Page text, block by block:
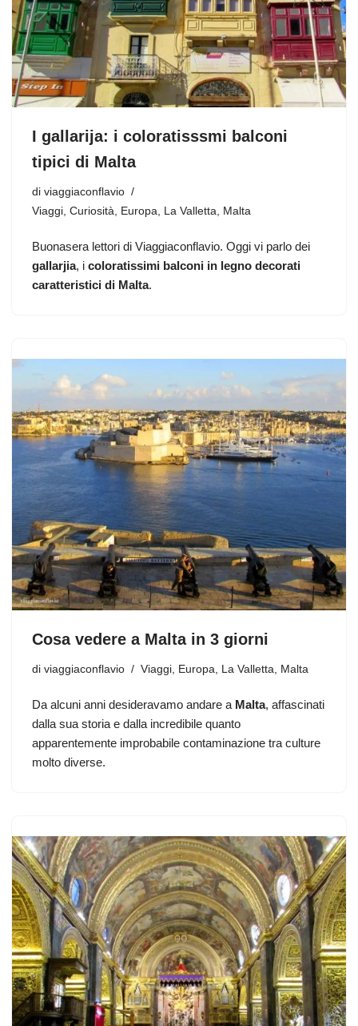
I gallarija: i coloratisssmi balconi
tipici di Malta
di viaggiaconflavio
Viaggi Curiosità Europa La Valletta Malta
Buonasera lettori di Viaggiaconflavio. Oggi vi parlo dei
gallarjia, i coloratissimi balconi in legno decorati
caratteristici di Malta.
Cosa vedere a Malta in 3 giorni
di viaggiaconflavio Viaggi, Europa, La Valletta, Malta
Da alcuni anni desideravamo andare a Malta, affascinati
dalla sua storia e dalla incredibile quanto
apparentemente improbabile contaminazione tra culture
molto diverse.